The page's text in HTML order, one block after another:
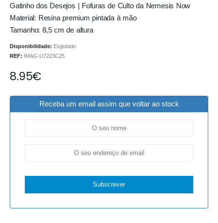
Gatinho dos Desejos | Fofuras de Culto da Nemesis Now
Material: Resina premium pintada à mão
Tamanho: 8,5 cm de altura
Disponibilidade: Esgotado
REF:
IMAG-U7223C25
8.95€
Receba um email assim que voltar ao stock
Subscrever